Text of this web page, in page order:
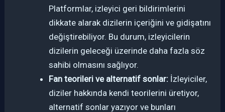
Platformlar, izleyici geri bildirimlerini
dikkate alarak dizilerin içeriğini ve gidişatını
değiştirebiliyor. Bu durum, izleyicilerin
dizilerin geleceği üzerinde daha fazla söz
sahibi olmasını sağlıyor.
Fan teorileri ve alternatif sonlar: İzleyiciler,
diziler hakkında kendi teorilerini üretiyor,
alternatif sonlar yazıyor ve bunları